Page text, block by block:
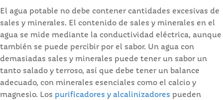
El agua potable no debe contener cantidades excesivas de
sales y minerales. El contenido de sales y minerales en el
agua se mide mediante la conductividad eléctrica, aunque
también se puede percibir por el sabor. Un agua con
demasiadas sales y minerales puede tener un sabor un
tanto salado y terroso, así que debe tener un balance
adecuado, con minerales esenciales como el calcio y
magnesio. Los purificadores y alcalinizadores pueden